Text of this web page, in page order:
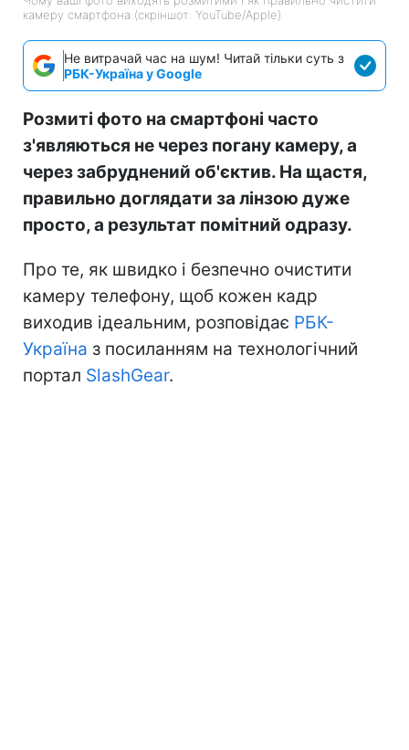
камеру смартфона (скріншот: YouTube/Apple)
Не витрачай час на шум! Читай тільки суть з
РБК-Україна у Google
Розмиті фото на смартфоні часто
з'являються не через погану камеру, а
через забруднений об'єктив. На щастя,
правильно доглядати за лінзою дуже
просто, а результат помітний одразу.
Про те, як швидко і безпечно очистити
камеру телефону, щоб кожен кадр
виходив ідеальним, розповідає РБК-
Україна з посиланням на технологічний
портал SlashGear.